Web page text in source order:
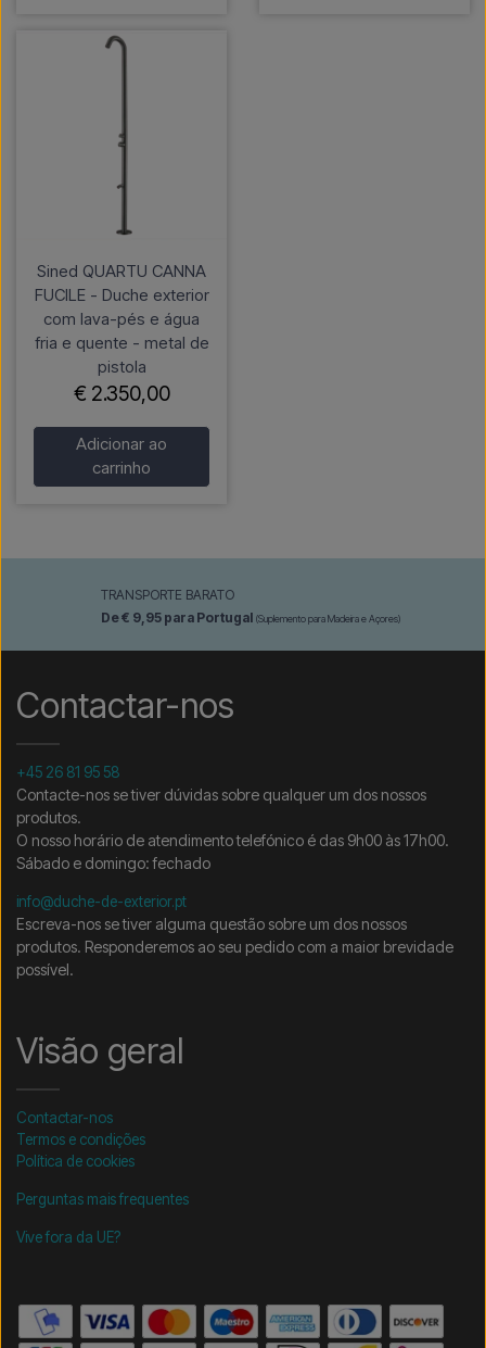
Sined QUARTU CANNA
FUCILE - Duche exterior
com lava-pés e água
fria e quente - metal de
pistola
€ 2.350,00
Adicionar ao
carrinho
TRANSPORTE BARATO
De € 9,95 para Portugal (Suplemento para Madeira e Açores)
Contactar-nos
+45 26 81 95 58
Contacte-nos se tiver dúvidas sobre qualquer um dos nossos
produtos.
O nosso horário de atendimento telefónico é das 9h00 às 17h00.
Sábado e domingo: fechado
info@duche-de-exterior.pt
Escreva-nos se tiver alguma questão sobre um dos nossos
produtos. Responderemos ao seu pedido com a maior brevidade
possível.
Visão geral
Contactar-nos
Termos e condições
Política de cookies
Perguntas mais frequentes
Vive fora da UE?